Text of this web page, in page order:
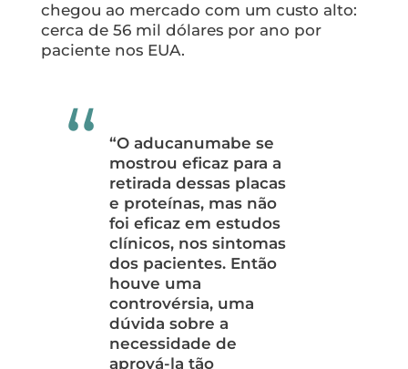
chegou ao mercado com um custo alto:
cerca de 56 mil dólares por ano por
paciente nos EUA.
“O aducanumabe se
mostrou eficaz para a
retirada dessas placas
e proteínas, mas não
foi eficaz em estudos
clínicos, nos sintomas
dos pacientes. Então
houve uma
controvérsia, uma
dúvida sobre a
necessidade de
aprová-la tão